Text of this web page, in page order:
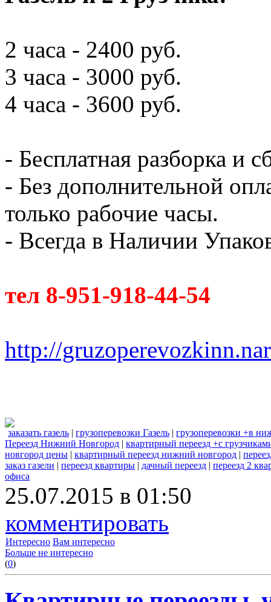
2 часа - 2400 руб.
3 часа - 3000 руб.
4 часа - 3600 руб.
- Бесплатная разборка и
- Без дополнительной
только рабочие часы.
- Всегда в Наличии
тел 8-951-918-44-54
http://
заказать газель | грузоперевозки Газель | грузоперевозки +в
Переезд Нижний Новгород | квартирный переезд +с
новгород цены | квартирный переезд нижний новгород |
заказ газели | переезд квартиры | дачный переезд | переезд 2
офиса
25.07.2015 в 01:50
комментировать
Интересно Вам интересно
Больше не интересно
(0)